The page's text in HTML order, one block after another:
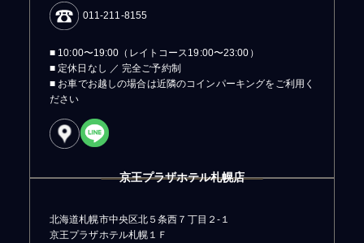
011-211-8155
■ 10:00〜19:00（レイトコース19:00〜23:00）
■ 定休日なし ／ 完全ご予約制
■ お車でお越しの場合は近隣のコインパーキングをご利用く
ださい
京王プラザホテル札幌店
北海道札幌市中央区北５条西７丁目２-１
京王プラザホテル札幌１Ｆ